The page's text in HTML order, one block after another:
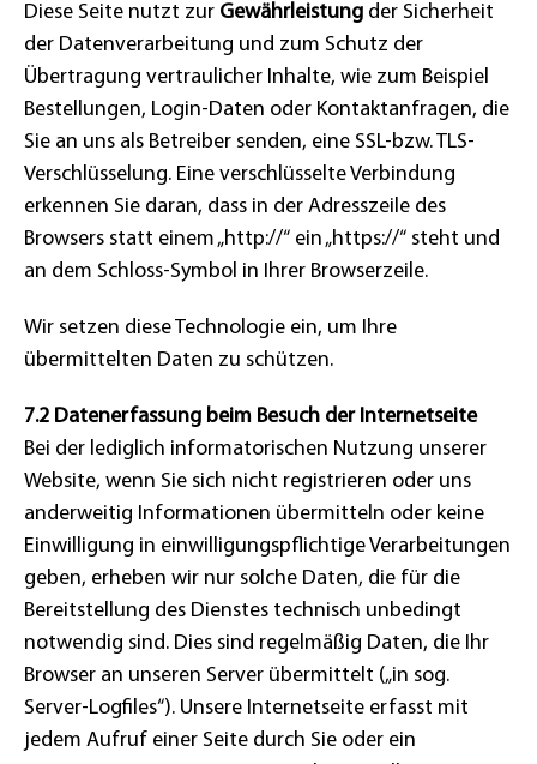
Diese Seite nutzt zur Gewährleistung der Sicherheit
der Datenverarbeitung und zum Schutz der
Übertragung vertraulicher Inhalte, wie zum Beispiel
Bestellungen, Login-Daten oder Kontaktanfragen, die
Sie an uns als Betreiber senden, eine SSL-bzw. TLS-
Verschlüsselung. Eine verschlüsselte Verbindung
erkennen Sie daran, dass in der Adresszeile des
Browsers statt einem „http://“ ein „https://“ steht und
an dem Schloss-Symbol in Ihrer Browserzeile.
Wir setzen diese Technologie ein, um Ihre
übermittelten Daten zu schützen.
7.2 Datenerfassung beim Besuch der Internetseite
Bei der lediglich informatorischen Nutzung unserer
Website, wenn Sie sich nicht registrieren oder uns
anderweitig Informationen übermitteln oder keine
Einwilligung in einwilligungspflichtige Verarbeitungen
geben, erheben wir nur solche Daten, die für die
Bereitstellung des Dienstes technisch unbedingt
notwendig sind. Dies sind regelmäßig Daten, die Ihr
Browser an unseren Server übermittelt („in sog.
Server-Logfiles“). Unsere Internetseite erfasst mit
jedem Aufruf einer Seite durch Sie oder ein